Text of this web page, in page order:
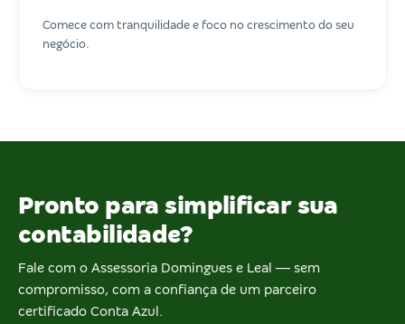
Comece com tranquilidade e foco no crescimento do seu
negócio.
Pronto para simplificar sua
contabilidade?
Fale com o Assessoria Domingues e Leal — sem
compromisso, com a confiança de um parceiro
certificado Conta Azul.